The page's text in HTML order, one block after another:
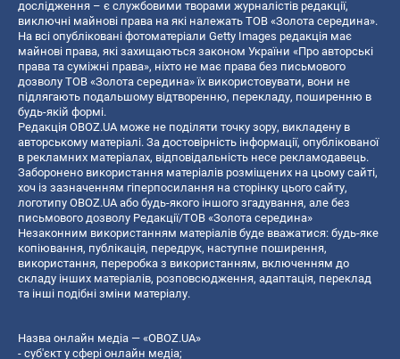
дослідження – є службовими творами журналістів редакції,
виключні майнові права на які належать ТОВ «Золота середина».
На всі опубліковані фотоматеріали Getty Images редакція має
майнові права, які захищаються законом України «Про авторські
права та суміжні права», ніхто не має права без письмового
дозволу ТОВ «Золота середина» їх використовувати, вони не
підлягають подальшому відтворенню, перекладу, поширенню в
будь-якій формі.
Редакція OBOZ.UA може не поділяти точку зору, викладену в
авторському матеріалі. За достовірність інформації, опублікованої
в рекламних матеріалах, відповідальність несе рекламодавець.
Заборонено використання матеріалів розміщених на цьому сайті,
хоч із зазначенням гіперпосилання на сторінку цього сайту,
логотипу OBOZ.UA або будь-якого іншого згадування, але без
письмового дозволу Редакції/ТОВ «Золота середина»
Незаконним використанням матеріалів буде вважатися: будь-яке
копiювання, публiкацiя, передрук, наступне поширення,
використання, переробка з використанням, включенням до
складу інших матеріалів, розповсюдження, адаптація, переклад
та інші подібні зміни матеріалу.
Назва онлайн медіа — «OBOZ.UA»
- суб'єкт у сфері онлайн медіа;